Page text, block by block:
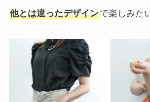
他とは違ったデザインで楽しみた